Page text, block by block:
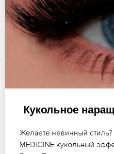
Кукольное
Желаете невинный стиль?
MEDICINE кукольный